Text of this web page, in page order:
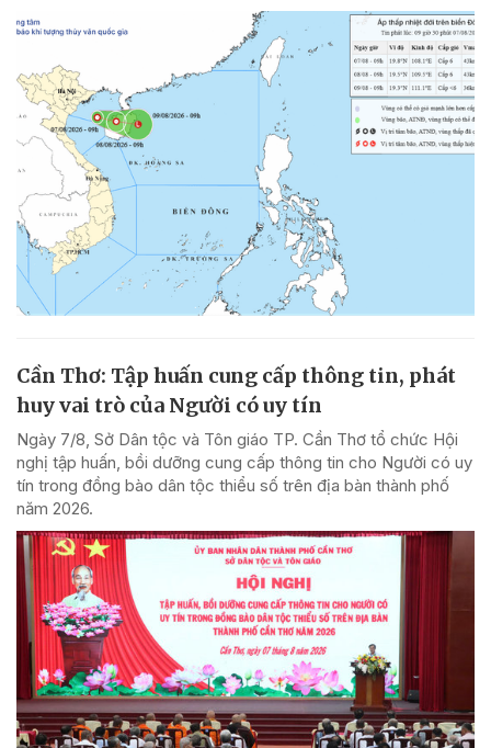
Cần Thơ: Tập huấn cung cấp thông tin, phát
huy vai trò của Người có uy tín
Ngày 7/8, Sở Dân tộc và Tôn giáo TP. Cần Thơ tổ chức Hội
nghị tập huấn, bồi dưỡng cung cấp thông tin cho Người có uy
tín trong đồng bào dân tộc thiểu số trên địa bàn thành phố
năm 2026.